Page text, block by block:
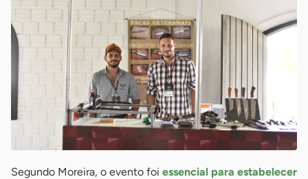
Segundo Moreira, o evento foi essencial para estabelecer